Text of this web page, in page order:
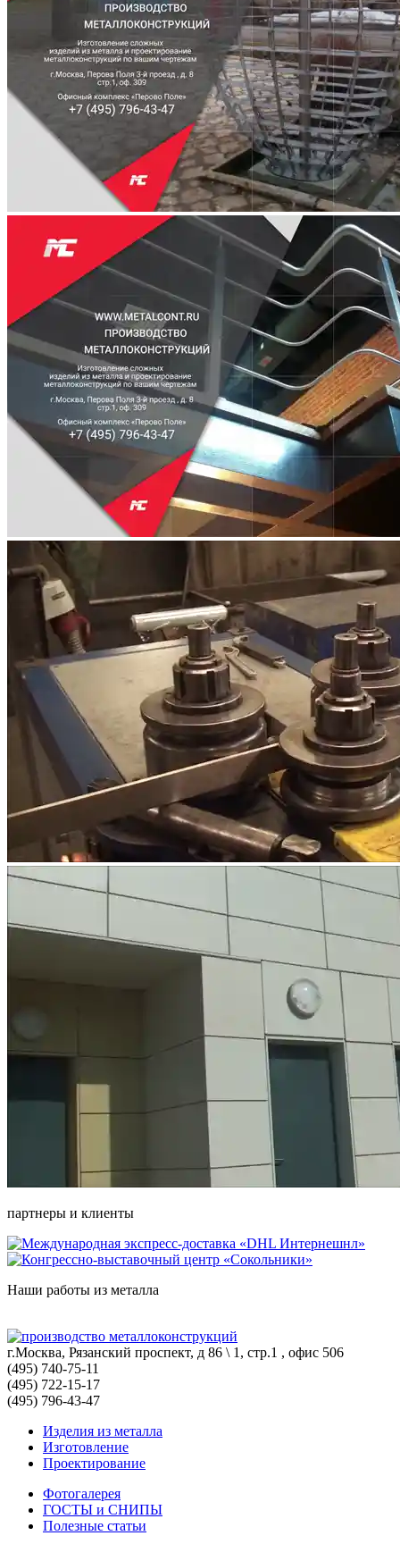
партнеры и клиенты
Наши работы из металла
г.Москва, Рязанский проспект, д 86 \ 1, стр.1 , офис 506
(495) 740-75-11
(495) 722-15-17
(495) 796-43-47
Изделия из металла
Изготовление
Проектирование
Фотогалерея
ГОСТЫ и СНИПЫ
Полезные статьи